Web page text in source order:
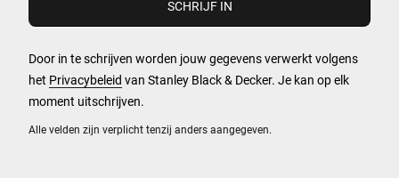
Alle velden zijn verplicht tenzij anders aangegeven.
Door in te schrijven worden jouw gegevens verwerkt volgens
het Privacybeleid van Stanley Black & Decker. Je kan op elk
moment uitschrijven.